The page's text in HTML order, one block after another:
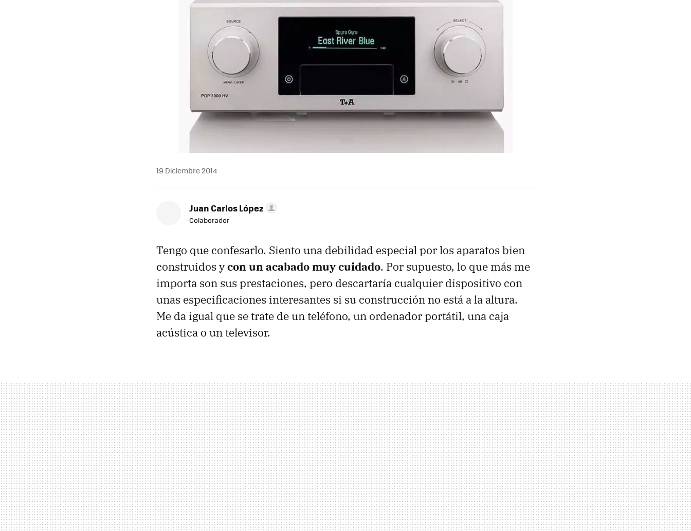
19 Diciembre 2014
Juan Carlos López
Colaborador
Tengo que confesarlo. Siento una debilidad especial por los aparatos bien
construidos ycon un acabado muy cuidado. Por supuesto, lo que más me
importa son sus prestaciones, pero descartaría cualquier dispositivo con
unas especificaciones interesantes si su construcción no está a la altura.
Me da igual que se trate de un teléfono, un ordenador portátil, una caja
acústica o un televisor.